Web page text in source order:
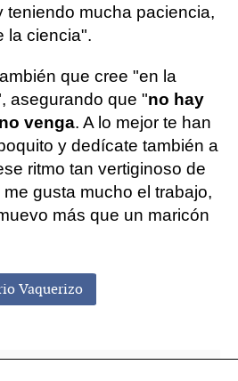
teniendo mucha paciencia,
la ciencia".
que cree "en la
asegurando que "no hay
venga. A lo mejor te han
y dedícate también a
ritmo tan vertiginoso de
gusta mucho el trabajo,
más que un maricón
Vaquerizo